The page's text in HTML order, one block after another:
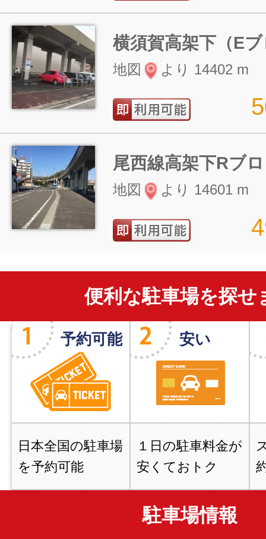
横須賀高架下（E
地図 より 14402 m
尾西線高架下Rブ
地図 より 14601 m
便利な駐車場を探せ
予約可能
日本全国の駐車場
を予約可能
安い
１日の駐車料金が
安くておトク
駐車場情報